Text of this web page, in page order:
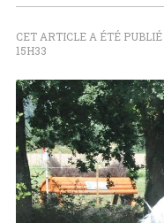
CET ARTICLE A ÉTÉ
15H33